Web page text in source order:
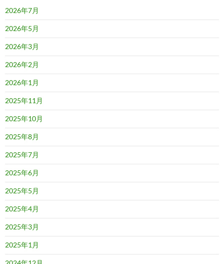
2026年7月
2026年5月
2026年3月
2026年2月
2026年1月
2025年11月
2025年10月
2025年8月
2025年7月
2025年6月
2025年5月
2025年4月
2025年3月
2025年1月